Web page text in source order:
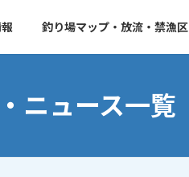
釣り場マップ・放流・禁漁区
ニュース一覧